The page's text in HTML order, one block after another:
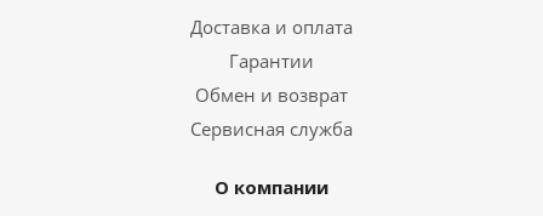
Доставка и оплата
Гарантии
Обмен и возврат
Сервисная служба
О компании